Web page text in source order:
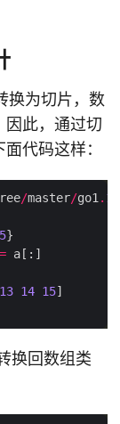
换为切片，数
因此，通过切
代码这样：
/master/go1. 17
=
13 14 15
换回数组类